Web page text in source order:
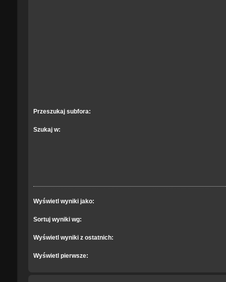
Przeszukaj subfora:
Szukaj w:
Wyświetl wyniki jako:
Sortuj wyniki wg:
Wyświetl wyniki z ostatnich:
Wyświetl pierwsze: